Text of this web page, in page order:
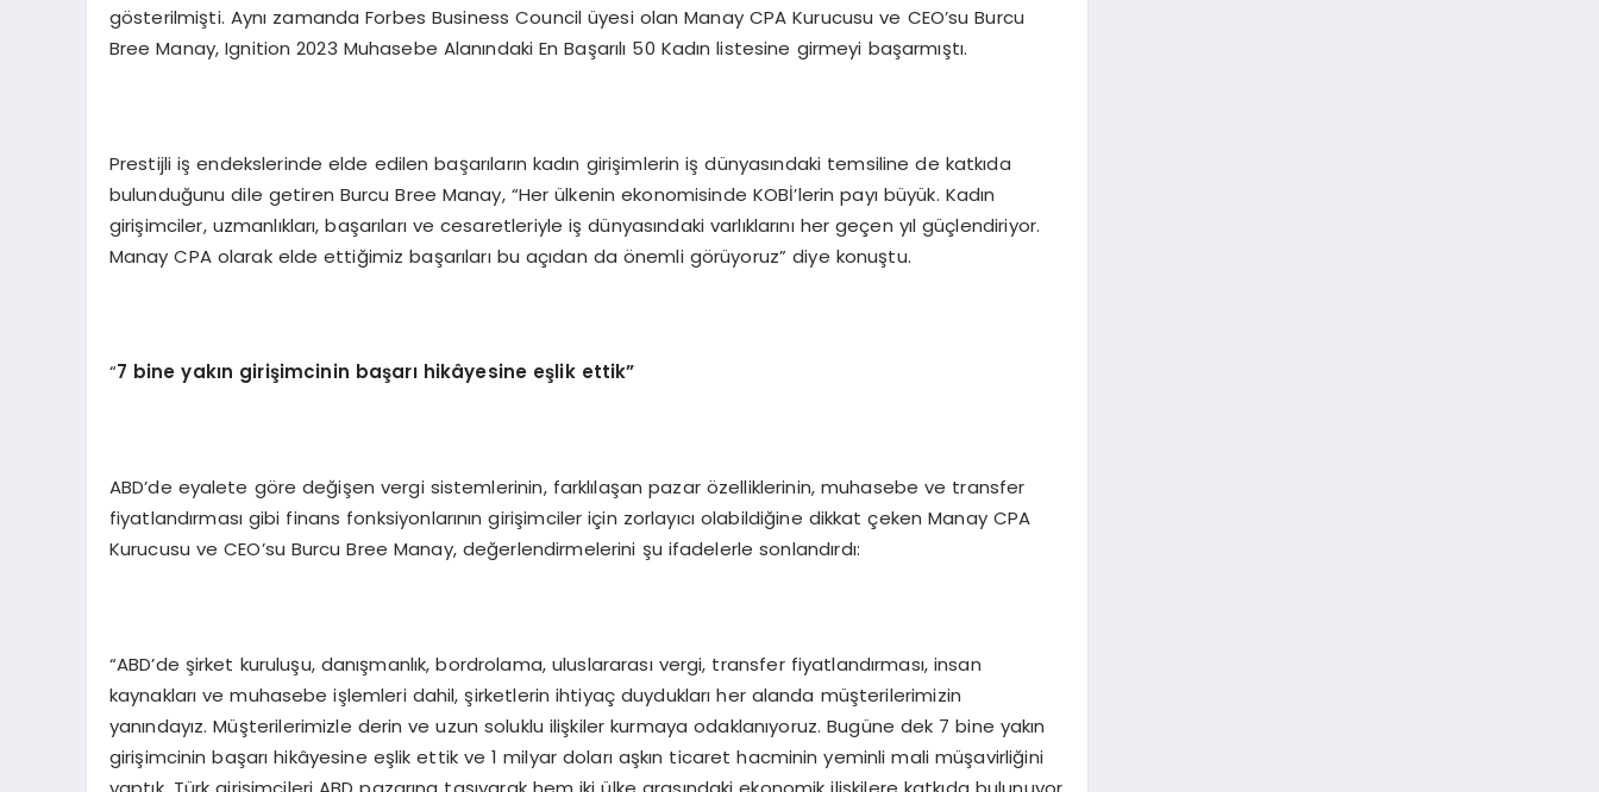
gösterilmişti. Aynı zamanda Forbes Business Council üyesi olan Manay CPA Kurucusu ve CEO’su Burcu
Bree Manay, Ignition 2023 Muhasebe Alanındaki En Başarılı 50 Kadın listesine girmeyi başarmıştı.
Prestijli iş endekslerinde elde edilen başarıların kadın girişimlerin iş dünyasındaki temsiline de katkıda
bulunduğunu dile getiren Burcu Bree Manay, “Her ülkenin ekonomisinde KOBİ’lerin payı büyük. Kadın
girişimciler, uzmanlıkları, başarıları ve cesaretleriyle iş dünyasındaki varlıklarını her geçen yıl güçlendiriyor.
Manay CPA olarak elde ettiğimiz başarıları bu açıdan da önemli görüyoruz” diye konuştu.
“7 bine yakın girişimcinin başarı hikâyesine eşlik ettik”
ABD’de eyalete göre değişen vergi sistemlerinin, farklılaşan pazar özelliklerinin, muhasebe ve transfer
fiyatlandırması gibi finans fonksiyonlarının girişimciler için zorlayıcı olabildiğine dikkat çeken Manay CPA
Kurucusu ve CEO’su Burcu Bree Manay, değerlendirmelerini şu ifadelerle sonlandırdı:
“ABD’de şirket kuruluşu, danışmanlık, bordrolama, uluslararası vergi, transfer fiyatlandırması, insan
kaynakları ve muhasebe işlemleri dahil, şirketlerin ihtiyaç duydukları her alanda müşterilerimizin
yanındayız. Müşterilerimizle derin ve uzun soluklu ilişkiler kurmaya odaklanıyoruz. Bugüne dek 7 bine yakın
girişimcinin başarı hikâyesine eşlik ettik ve 1 milyar doları aşkın ticaret hacminin yeminli mali müşavirliğini